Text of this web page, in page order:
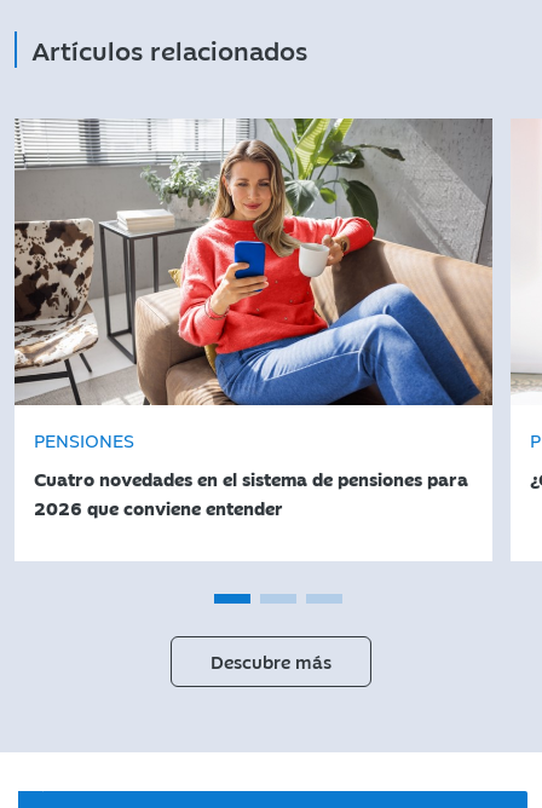
Artículos relacionados
PENSIONES
Cuatro novedades en el sistema de pensiones para
2026 que conviene entender
Descubre más